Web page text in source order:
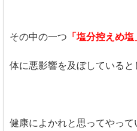
その中の一つ 「塩分控えめ塩
体に悪影響を及ぼしていると
健康によかれと思ってやって